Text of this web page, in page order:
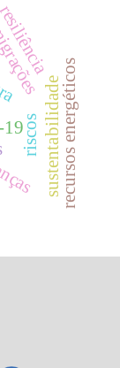
sustentabilidaderecursos energéticos
riscos